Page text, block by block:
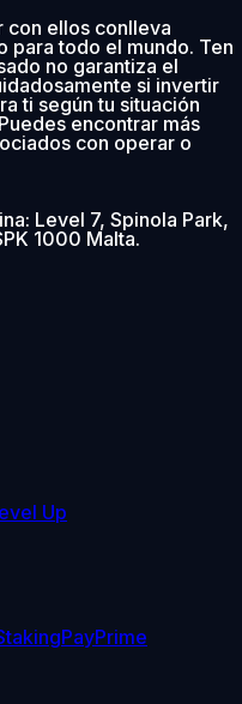
con ellos conlleva
para todo el mundo. Ten
no garantiza el
si invertir
ti según tu situación
encontrar más
con operar o
Level 7, Spinola Park,
1000 Malta.
Up
PayPrime